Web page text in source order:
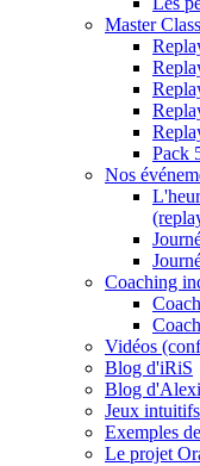
Master
Pack
Nos
Coaching
Vidéos
Blog d'iRiS
Blog
Jeux intuitifs
Exemples
Le projet